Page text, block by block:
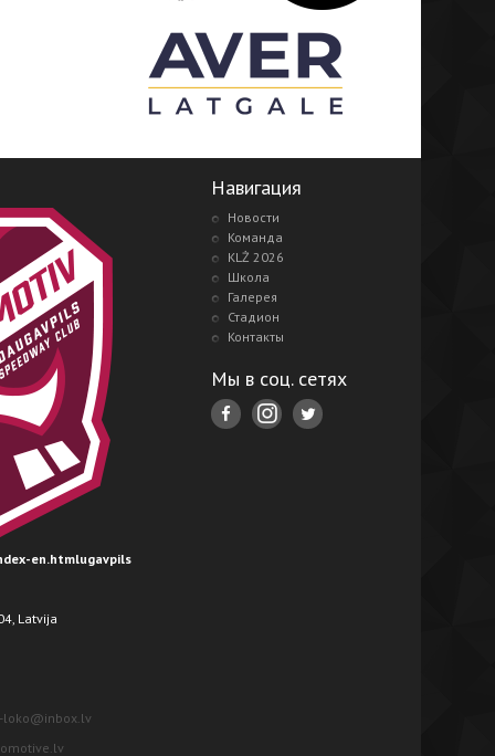
en.htmlugavpils
Latvija
loko@inbox.lv
Навигация
Новости
Команда
KLŻ 2026
Школа
Галерея
Стадион
Контакты
Мы в соц. сетях